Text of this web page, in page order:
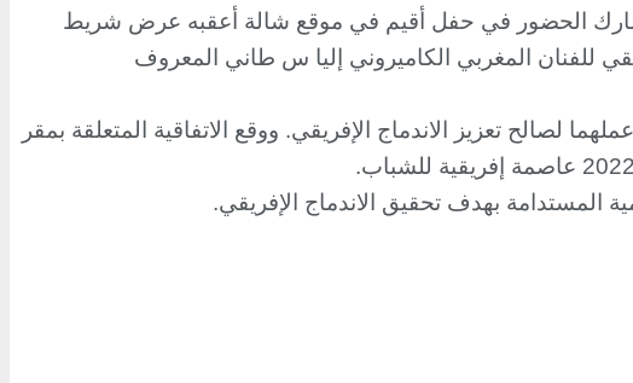
شارك الحضور في حفل أقيم في موقع شالة أعقبه عرض شريط
للفنان المغربي الكاميروني إليا س طاني المعروف
لصالح تعزيز الاندماج الإفريقي. ووقع الاتفاقية المتعلقة بمقر
المستدامة بهدف تحقيق الاندماج الإفريقي.